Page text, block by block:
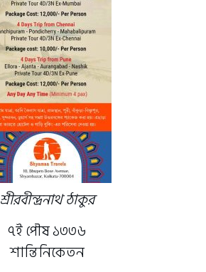
শ্রীরবীন্দ্রনাথ ঠাকুর
৭ই পৌষ ১৩৩৬
শান্তিনিকেতন